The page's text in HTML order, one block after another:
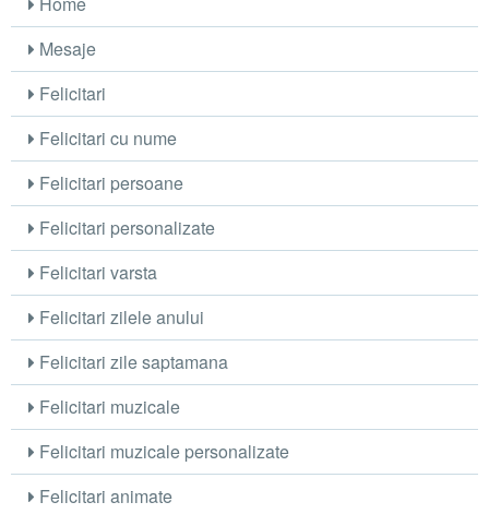
Mesaje
Felicitari
Felicitari cu nume
Felicitari persoane
Felicitari personalizate
Felicitari varsta
Felicitari zilele anului
Felicitari zile saptamana
Felicitari muzicale
Felicitari muzicale personalizate
Felicitari animate